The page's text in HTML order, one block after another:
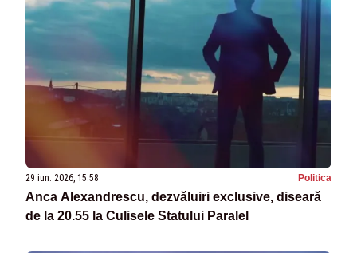
29 iun. 2026, 15:58 Politica
Anca Alexandrescu, dezvăluiri exclusive, diseară
de la 20.55 la Culisele Statului Paralel